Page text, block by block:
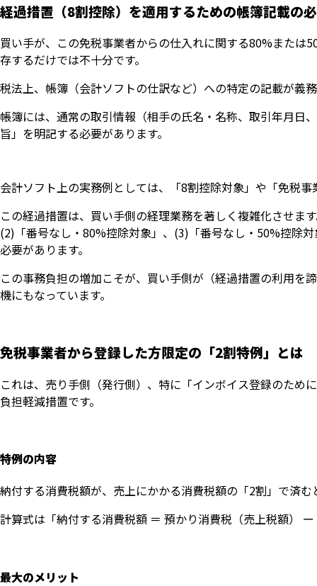
経過措置（8割控除）を適用するための帳簿記載の
買い手が、この免税事業者からの仕入れに関する80%また
存するだけでは不十分です。
税法上、帳簿（会計ソフトの仕訳など）への特定の記載が義
帳簿には、通常の取引情報（相手の氏名・名称、取引年月日
旨」を明記する必要があります。
会計ソフト上の実務例としては、「8割控除対象」や「免税
この経過措置は、買い手側の経理業務を著しく複雑化させま
(2)「番号なし・80%控除対象」、(3)「番号なし・50%控除
必要があります。
この事務負担の増加こそが、買い手側が（経過措置の利用を
機にもなっています。
免税事業者から登録した方限定の「2割特例」とは
これは、売り手側（発行側）、特に「インボイス登録のため
負担軽減措置です。
特例の内容
納付する消費税額が、売上にかかる消費税額の「2割」で済む
計算式は「納付する消費税額 ＝ 預かり消費税（売上税額）
最大のメリット